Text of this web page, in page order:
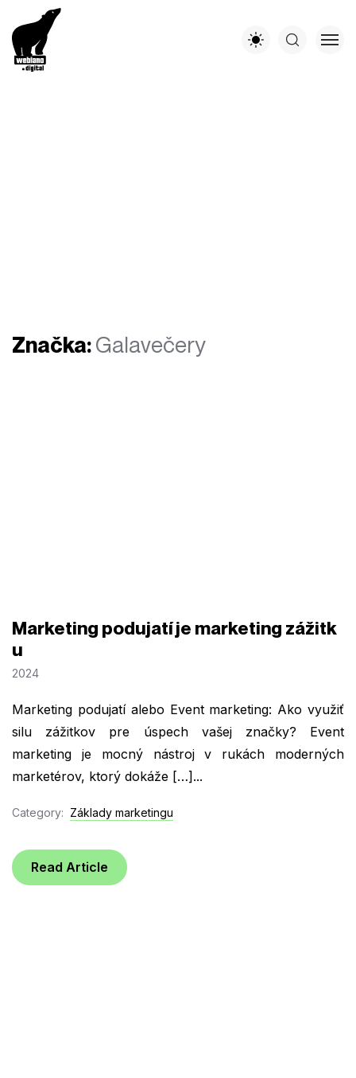
Značka:Galavečery
Marketing podujatí je marketing zážitk
u
2024
Marketing podujatí alebo Event marketing: Ako využiť
silu zážitkov pre úspech vašej značky? Event
marketing je mocný nástroj v rukách moderných
marketérov, ktorý dokáže […]...
Category: Základy marketingu
Read Article